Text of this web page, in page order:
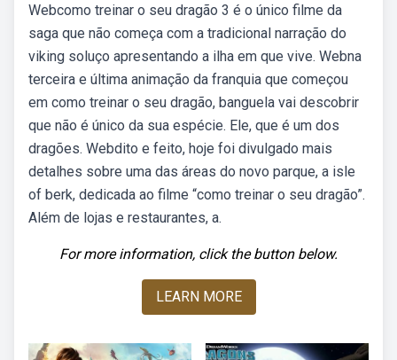
Webcomo treinar o seu dragão 3 é o único filme da
saga que não começa com a tradicional narração do
viking soluço apresentando a ilha em que vive. Webna
terceira e última animação da franquia que começou
em como treinar o seu dragão, banguela vai descobrir
que não é único da sua espécie. Ele, que é um dos
dragões. Webdito e feito, hoje foi divulgado mais
detalhes sobre uma das áreas do novo parque, a isle
of berk, dedicada ao filme “como treinar o seu dragão”.
Além de lojas e restaurantes, a.
For more information, click the button below.
LEARN MORE